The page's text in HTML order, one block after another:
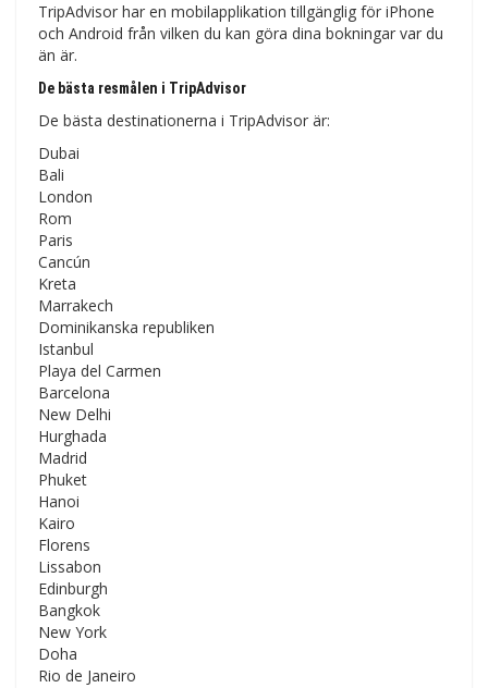
TripAdvisor har en mobilapplikation tillgänglig för iPhone
och Android från vilken du kan göra dina bokningar var du
än är.
De bästa resmålen i TripAdvisor
De bästa destinationerna i TripAdvisor är:
Dubai
Bali
London
Rom
Paris
Cancún
Kreta
Marrakech
Dominikanska republiken
Istanbul
Playa del Carmen
Barcelona
New Delhi
Hurghada
Madrid
Phuket
Hanoi
Kairo
Florens
Lissabon
Edinburgh
Bangkok
New York
Doha
Rio de Janeiro